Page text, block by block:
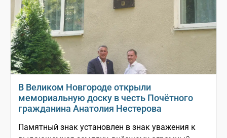
В Великом Новгороде открыли
мемориальную доску в честь Почётного
гражданина Анатолия Нестерова
Памятный знак установлен в знак уважения к